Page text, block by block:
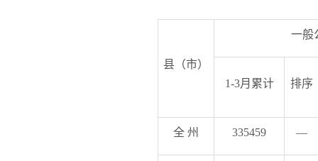
县（市）
一般
1-3月累计 排序
全 州 335459 —